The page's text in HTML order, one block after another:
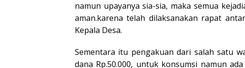
namun upayanya sia-sia, maka semua
aman.karena telah dilaksanakan rapat
Kepala Desa.
Sementara itu pengakuan dari salah satu
dana Rp.50.000, untuk konsumsi namun